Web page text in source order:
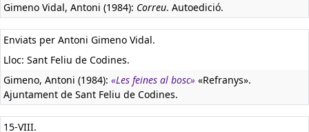
Gimeno Vidal, Antoni (1984): Correu. Autoedició.
Enviats per Antoni Gimeno Vidal.
Lloc: Sant Feliu de Codines.
Gimeno, Antoni (1984): «Les feines al bosc» «Refranys».
Ajuntament de Sant Feliu de Codines.
15-VIII.